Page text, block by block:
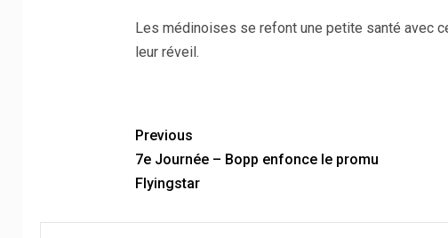
Les médinoises se refont une petite santé avec
leur réveil.
Previous
7e Journée – Bopp enfonce le promu
Flyingstar